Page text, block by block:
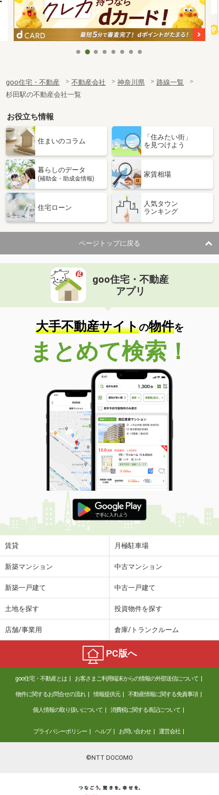
goo住宅・不動産 不動産会社 神奈川県
路線一覧
杉田駅の不動産会社一覧
お役立ち情報
住まいのコラム
「住みたい街」
を見つけよう
暮らしのデータ
(補助金・助成金情報)
家賃相場
住宅ローン
人気タウン
ランキング
ページトップに戻る
goo住宅・不動産
アプリ
大手不動産サイトの物件を
まとめて検索！
賃貸 月極駐車場
新築マンション 中古マンション
新築一戸建て 中古一戸建て
土地を探す 投資物件を探す
店舗/事業用 倉庫/トランクルーム
PC版へ
goo住宅・不動産とは お客さまご利用端末からの情報の外部送信について
物件に関するお問合せの流れ 情報提供元 不動産情報に関する免責事項
個人情報の取り扱いについて 消費税に関する表記について
プライバシーポリシー ヘルプ お問い合わせ 運営会社
©NTT DOCOMO